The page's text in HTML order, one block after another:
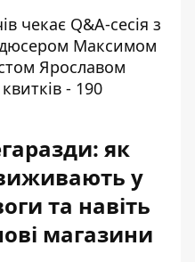
чекає Q&A-сесія з
Максимом
Ярославом
- 190
як
у
та навіть
магазини